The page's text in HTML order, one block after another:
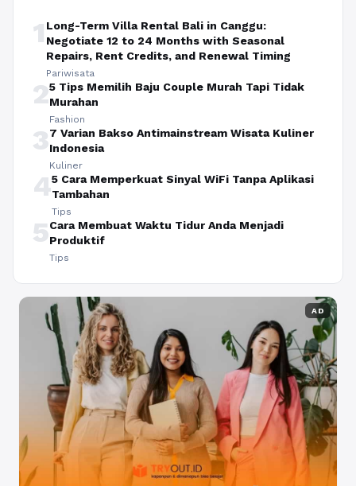
1 Long-Term Villa Rental Bali in Canggu:
Negotiate 12 to 24 Months with Seasonal
Repairs, Rent Credits, and Renewal Timing
Pariwisata
25 Tips Memilih Baju Couple Murah Tapi Tidak
Murahan
Fashion
37 Varian Bakso Antimainstream Wisata Kuliner
Indonesia
Kuliner
45 Cara Memperkuat Sinyal WiFi Tanpa Aplikasi
Tambahan
Tips
5Cara Membuat Waktu Tidur Anda Menjadi
Produktif
Tips
AD